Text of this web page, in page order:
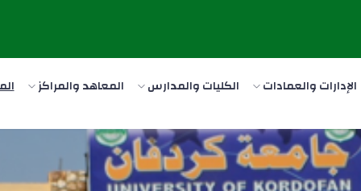
الإدارات والعمادات الكليات والمدارس المعاهد والمراكز